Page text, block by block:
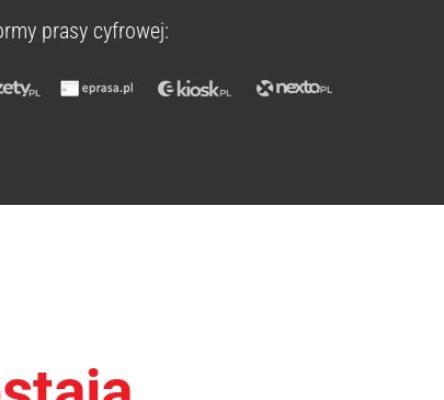
prasy cyfrowej: